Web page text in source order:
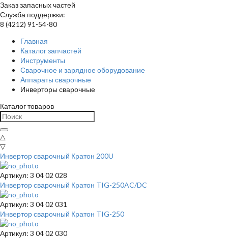
Заказ запасных частей
Служба поддержки:
8 (4212) 91-54-80
Главная
Каталог запчастей
Инструменты
Сварочное и зарядное оборудование
Аппараты сварочные
Инверторы сварочные
Каталог товаров
△
▽
Инвертор сварочный Кратон 200U
Артикул: 3 04 02 028
Инвертор сварочный Кратон TIG-250AC/DC
Артикул: 3 04 02 031
Инвертор сварочный Кратон TIG-250
Артикул: 3 04 02 030